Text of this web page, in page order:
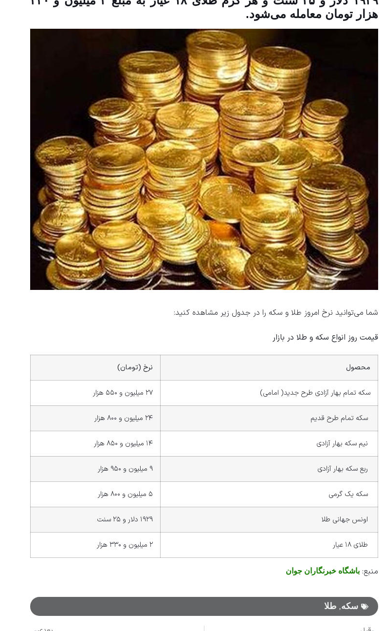
هزار تومان معامله می‌شود.
شما می‌توانید نرخ امروز طلا و سکه را در جدول زیر مشاهده کنید:
قیمت روز انواع سکه و طلا در بازار
محصول نرخ (تومان)
سکه تمام بهار آزادی طرح جدید( امامی) ۲۷ میلیون و ۵۵۰ هزار
سکه تمام طرح قدیم ۲۴ میلیون و ۸۰۰ هزار
نیم سکه بهار آزادی ۱۴ میلیون و ۸۵۰ هزار
ربع سکه بهار آزادی ۹ میلیون و ۹۵۰ هزار
سکه یک گرمی ۵ میلیون و ۸۰۰ هزار
اونس جهانی طلا ۱۹۲۹ دلار و ۲۵ سنت
طلای ۱۸ عیار ۲ میلیون و ۳۳۰ هزار
منبع: باشگاه خبرنگاران جوان
سکه, طلا